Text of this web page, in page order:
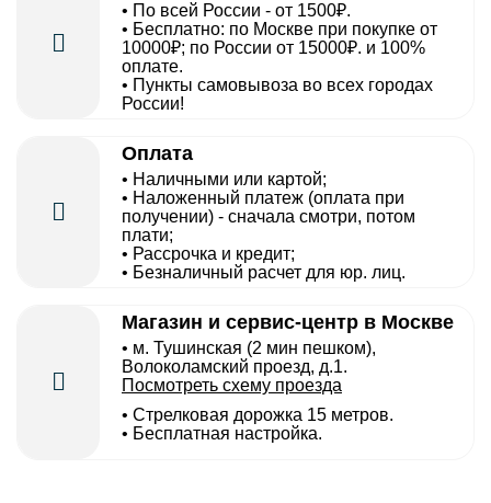
• По всей России - от 1500₽.
• Бесплатно: по Москве при покупке от
10000₽; по России от 15000₽. и 100%
оплате.
• Пункты самовывоза во всех городах
России!
Оплата
• Наличными или картой;
• Наложенный платеж (оплата при
получении) - сначала смотри, потом
плати;
• Рассрочка и кредит;
• Безналичный расчет для юр. лиц.
Магазин и сервис-центр в Москве
• м. Тушинская (2 мин пешком),
Волоколамский проезд, д.1.
Посмотреть схему проезда
• Cтрелковая дорожка 15 метров.
• Бесплатная настройка.